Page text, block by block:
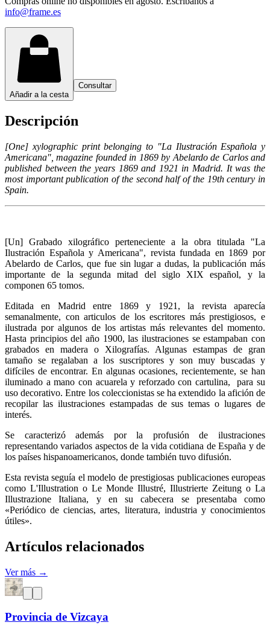
info@frame.es
Añadir a la cesta
Consultar
Descripción
[One] xylographic print belonging to "La Ilustración Española y
Americana", magazine founded in 1869 by Abelardo de Carlos and
published between the years 1869 and 1921 in Madrid. It was the
most important publication of the second half of the 19th century in
Spain.
[Un] Grabado xilográfico perteneciente a la obra titulada "La
Ilustración Española y Americana", revista fundada en 1869 por
Abelardo de Carlos, que fue sin lugar a dudas, la publicación más
importante de la segunda mitad del siglo XIX español, y la
componen 65 tomos.
Editada en Madrid entre 1869 y 1921, la revista aparecía
semanalmente, con articulos de los escritores más prestigiosos, e
ilustrada por algunos de los artistas más relevantes del momento.
Hasta principios del año 1900, las ilustraciones se estampaban con
grabados en madera o Xilografías. Algunas estampas de gran
tamaño se regalaban a los suscriptores y son muy buscadas y
difíciles de encontrar. En algunas ocasiones, recientemente, se han
iluminado a mano con acuarela y reforzado con cartulina, para su
uso decorativo. Entre los coleccionistas se ha extendido la afición de
recopilar las ilustraciones estampadas de sus temas o lugares de
interés.
Se caracterizó además por la profusión de ilustraciones
representando variados aspectos de la vida cotidiana de España y de
los países hispanoamericanos, donde también tuvo difusión.
Esta revista seguía el modelo de prestigiosas publicaciones europeas
como L'Illustration o Le Monde Illustré, Illustrierte Zeitung o La
Illustrazione Italiana, y en su cabecera se presentaba como
«Periódico de ciencias, artes, literatura, industria y conocimientos
útiles».
Artículos relacionados
Ver más →
Provincia de Vizcaya